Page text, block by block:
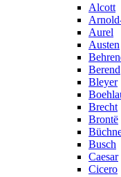
Alcott
Aurel
Austen
Berend
Bleyer
Brecht
Brontë
Busch
Caesar
Cicero